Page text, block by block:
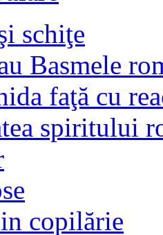
schiţe
Basmele
faţă cu
spiritului
copilărie